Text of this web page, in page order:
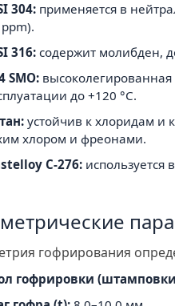
304: применяется в
316:содержит молибден,
SMO:
до +120 °C.
устойчив к хлоридам и
хлором и фреонами.
C-276: используется
гофрирования
гофрировки